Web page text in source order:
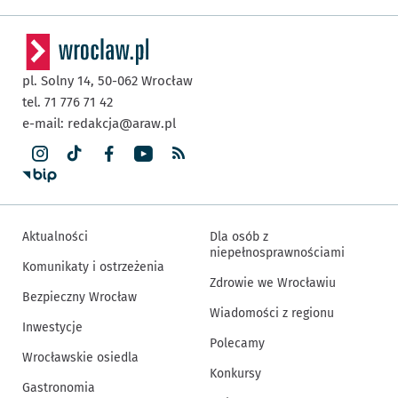
pl. Solny 14, 50-062 Wrocław
tel. 71 776 71 42
e-mail: redakcja@araw.pl
Aktualności
Komunikaty i ostrzeżenia
Bezpieczny Wrocław
Inwestycje
Wrocławskie osiedla
Gastronomia
Dla osób z
niepełnosprawnościami
Zdrowie we Wrocławiu
Wiadomości z regionu
Polecamy
Konkursy